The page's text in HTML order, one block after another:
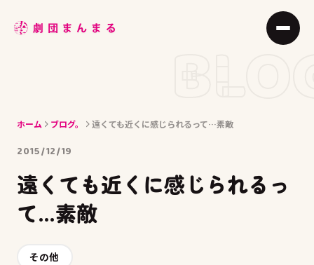
ABOUT
BLOG
ACCESS
ホーム ブログ。 遠くても近くに感じられるって…素敵
2015/12/19
遠くても近くに感じられるっ
て…素敵
その他